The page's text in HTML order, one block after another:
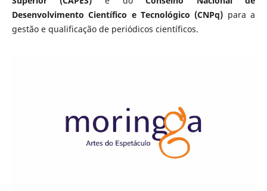
Desenvolvimento Científico e Tecnológico (CNPq) para a
gestão e qualificação de periódicos científicos.